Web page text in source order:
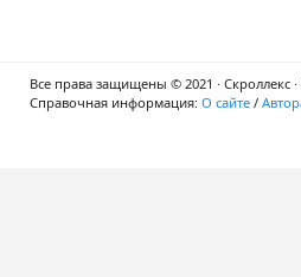
Все права защищены © 2021 · Скроллекс
Справочная информация: О сайте /